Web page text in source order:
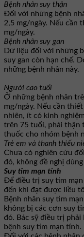
Bệnh nhân suy thận
Đối với những bệnh
2,5 mg/ngày. Nếu cần
mg/ngày.
Bệnh nhân suy gan
Dữ liệu đối với những
suy gan còn hạn chế.
những bệnh nhân này.
Người cao tuổi
Ở những bệnh nhân
mg/ngày. Nếu cần
nhiên, ít có kinh
trên 75 tuổi, phải thận
thuốc cho nhóm bệnh
Trẻ em và thanh thiếu
Chưa có nghiên cứu
đó, không đề nghị
Suy tim mạn tính
Để điều trị suy tim
đến khi đạt được liều
Bệnh nhân suy tim
không bị các cơn suy
đó. Bác sỹ điều trị
bệnh suy tim mạn tính.